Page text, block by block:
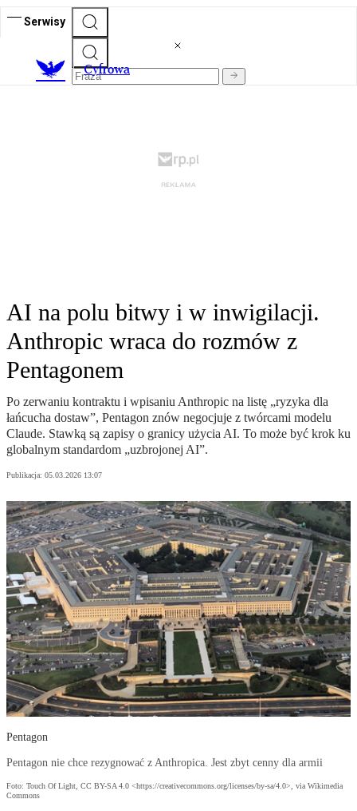
Serwisy
Cyfrowa
AI na polu bitwy i w inwigilacji.
Anthropic wraca do rozmów z
Pentagonem
Po zerwaniu kontraktu i wpisaniu Anthropic na listę „ryzyka dla
łańcucha dostaw”, Pentagon znów negocjuje z twórcami modelu
Claude. Stawką są zapisy o granicy użycia AI. To może być krok ku
globalnym standardom „uzbrojonej AI”.
Publikacja: 05.03.2026 13:07
Pentagon
Pentagon nie chce rezygnować z Anthropica. Jest zbyt cenny dla armii
Foto: Touch Of Light, CC BY-SA 4.0 <https://creativecommons.org/licenses/by-sa/4.0>, via Wikimedia
Commons